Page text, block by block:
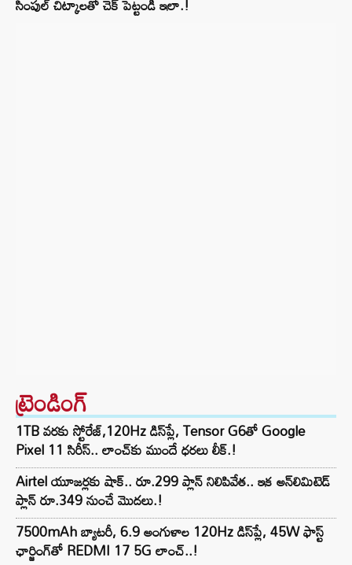
ట్రెండింగ్‌
1TB వరకు స్టోరేజ్,120Hz డిస్‌ప్లే, Tensor G6తో Google
Pixel 11 సిరీస్.. లాంచ్⁭కు ముందే ధరలు లీక్.!
Airtel యూజర్లకు షాక్.. రూ.299 ప్లాన్ నిలిపివేత.. ఇక అన్‌లిమిటెడ్
ప్లాన్ రూ.349 నుంచే మొదలు.!
7500mAh బ్యాటరీ, 6.9 అంగుళాల 120Hz డిస్‌ప్లే, 45W ఫాస్ట్
ఛార్జింగ్‌తో REDMI 17 5G లాంచ్..!